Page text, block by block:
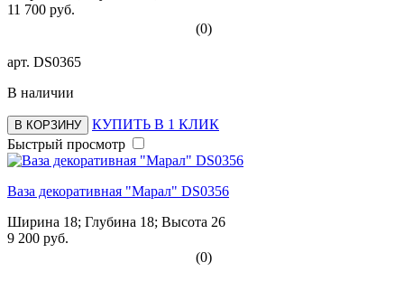
11 700 руб.
(0)
арт. DS0365
В наличии
В КОРЗИНУ
КУПИТЬ В 1 КЛИК
Быстрый просмотр
Ваза декоративная "Марал" DS0356
Ширина 18; Глубина 18; Высота 26
9 200 руб.
(0)